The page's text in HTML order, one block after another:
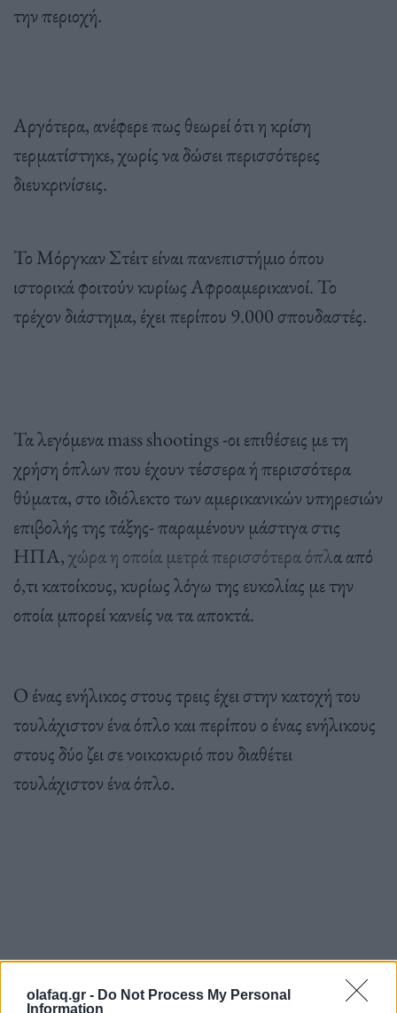
olafaq.gr - Do Not Process My Personal
Information
την περιοχή.
Αργότερα, ανέφερε πως θεωρεί ότι η κρίση
τερματίστηκε, χωρίς να δώσει περισσότερες
διευκρινίσεις.
Το Μόργκαν Στέιτ είναι πανεπιστήμιο όπου
ιστορικά φοιτούν κυρίως Αφροαμερικανοί. Το
τρέχον διάστημα, έχει περίπου 9.000 σπουδαστές.
Τα λεγόμενα mass shootings -οι επιθέσεις με τη
χρήση όπλων που έχουν τέσσερα ή περισσότερα
θύματα, στο ιδιόλεκτο των αμερικανικών υπηρεσιών
επιβολής της τάξης- παραμένουν μάστιγα στις
ΗΠΑ,χώρα η οποία μετρά περισσότερα όπλα από
ό,τι κατοίκους, κυρίως λόγω της ευκολίας με την
οποία μπορεί κανείς να τα αποκτά.
Ο ένας ενήλικος στους τρεις έχει στην κατοχή του
τουλάχιστον ένα όπλο και περίπου ο ένας ενήλικους
στους δύο ζει σε νοικοκυριό που διαθέτει
τουλάχιστον ένα όπλο.